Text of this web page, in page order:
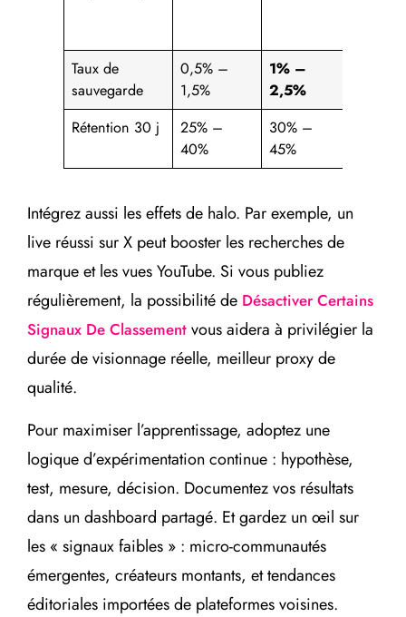
Taux de
sauvegarde
0,5% –
1,5%
1% –
2,5%
Rétention 30 j
25% –
40%
30% –
45%
Intégrez aussi les effets de halo. Par exemple, un
live réussi sur X peut booster les recherches de
marque et les vues YouTube. Si vous publiez
régulièrement, la possibilité de Désactiver Certains
Signaux De Classement vous aidera à privilégier la
durée de visionnage réelle, meilleur proxy de
qualité.
Pour maximiser l’apprentissage, adoptez une
logique d’expérimentation continue : hypothèse,
test, mesure, décision. Documentez vos résultats
dans un dashboard partagé. Et gardez un œil sur
les « signaux faibles » : micro-communautés
émergentes, créateurs montants, et tendances
éditoriales importées de plateformes voisines.